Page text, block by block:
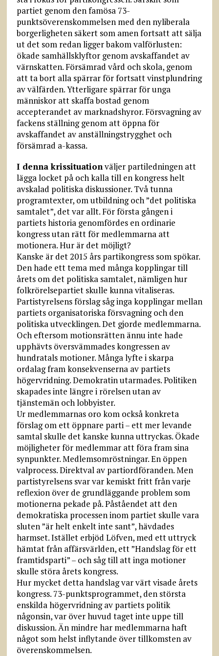
partiet genom den famösa 73-
punktsöverenskommelsen med den nyliberala
borgerligheten säkert som amen fortsatt att sälja
ut det som redan ligger bakom valförlusten:
ökade samhällsklyftor genom avskaffandet av
värn­skatten. Försämrad vård och skola, genom
att ta bort alla spärrar för fortsatt vinstplundring
av välfärden. Ytterligare spärrar för unga
människor att skaffa bostad genom
accepterandet av marknadshyror. Försvagning av
fackens ställning genom att öppna för
avskaffandet av anställningstrygghet och
försämrad a-kassa.
I denna krissituationväljer partiledningen att
lägga locket på och kalla till en kongress helt
avskalad politiska diskussioner. Två tunna
programtexter, om utbildning och ”det politiska
samtalet”, det var allt. För första gången i
partiets historia genomfördes en ordinarie
kongress utan rätt för medlemmarna att
motionera. Hur är det möjligt?
Kanske är det 2015 års partikongress som spökar.
Den hade ett tema med många kopplingar till
årets om det politiska samtalet, nämligen hur
folkrörelsepartiet skulle kunna vitaliseras.
Partistyrelsens förslag såg inga kopplingar mellan
partiets organisatoriska försvagning och den
politiska utvecklingen. Det gjorde medlemmarna.
Och eftersom motionsrätten ännu inte hade
upphävts översvämmades kongressen av
hundratals motioner. Många lyfte i skarpa
ordalag fram konsekvenserna av partiets
högervridning. Demokratin utarmades. Politiken
skapades inte längre i rörelsen utan av
tjänstemän och lobbyister.
Ur medlemmarnas oro kom också konkreta
förslag om ett öppnare parti – ett mer levande
samtal skulle det kanske kunna uttryckas. Ökade
möjligheter för medlemmar att föra fram sina
synpunkter. Medlemsomröstningar. En öppen
valprocess. Direktval av partiordföranden. Men
partistyrelsens svar var kemiskt fritt från varje
reflexion över de grundläggande problem som
motionerna pekade på. Påståendet att den
demokratiska processen inom partiet skulle vara
sluten ”är helt enkelt inte sant”, hävdades
harmset. Istället erbjöd Löfven, med ett uttryck
hämtat från affärsvärlden, ett ”Handslag för ett
framtidsparti” – och såg till att inga motioner
skulle störa årets kongress.
Hur mycket detta handslag var värt visade årets
kongress. 73-punktsprogrammet, den största
enskilda högervridning av partiets politik
någonsin, var över huvud taget inte uppe till
diskussion. Än mindre har medlemmarna haft
något som helst inflytande över tillkomsten av
överenskommelsen.